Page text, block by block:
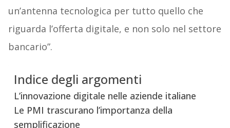
un’antenna tecnologica per tutto quello che
riguarda l’offerta digitale, e non solo nel settore
bancario”.
Indice degli argomenti
L’innovazione digitale nelle aziende italiane
Le PMI trascurano l’importanza della
semplificazione